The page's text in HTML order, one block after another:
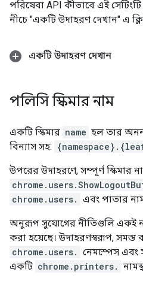
পরিষেবা API কীভাবে এই
নীচে "একটি উদাহরণ দেখান" এ
একটি উদাহরণ দেখান
পলিসি স্কিমার নাম
একটি স্কিমার name হল তার
বিন্যাস সহ:
উপরের উদাহরণে, সম্পূর্ণ স্কিমার
chrome.users. এবং পাতার
অনুরূপ সুযোগের নীতিগুলি একই
করা হয়েছে। উদাহরণস্বরূপ, সমস্ত
chrome.users. নেমস্পেস এবং
একটি chrome.printers.